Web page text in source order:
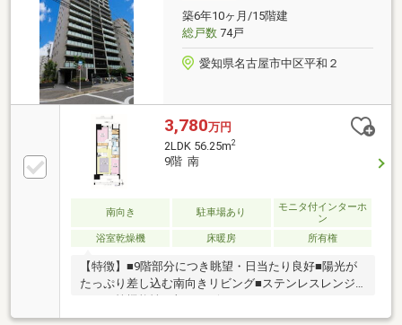
ーム実施！新生活をきれいなお住まいで！◆ちょっと
したお買い物に便利な「ローソン中区千代田店」まで
徒歩約2分！
築6年10ヶ月/15階建
総戸数74戸
愛知県名古屋市中区平和２
3,780万円
2LDK 56.25m2
9階 南
南向き 駐車場あり
モニタ付インターホ
ン
浴室乾燥機
床暖房 所有権
【特徴】■9階部分につき眺望・日当たり良好■陽光が
たっぷり差し込む南向きリビング■ステンレスレンジ
フード等機能性に加えデザインもこだわったキッチン
■システムクローゼット、シューズインクローゼッ